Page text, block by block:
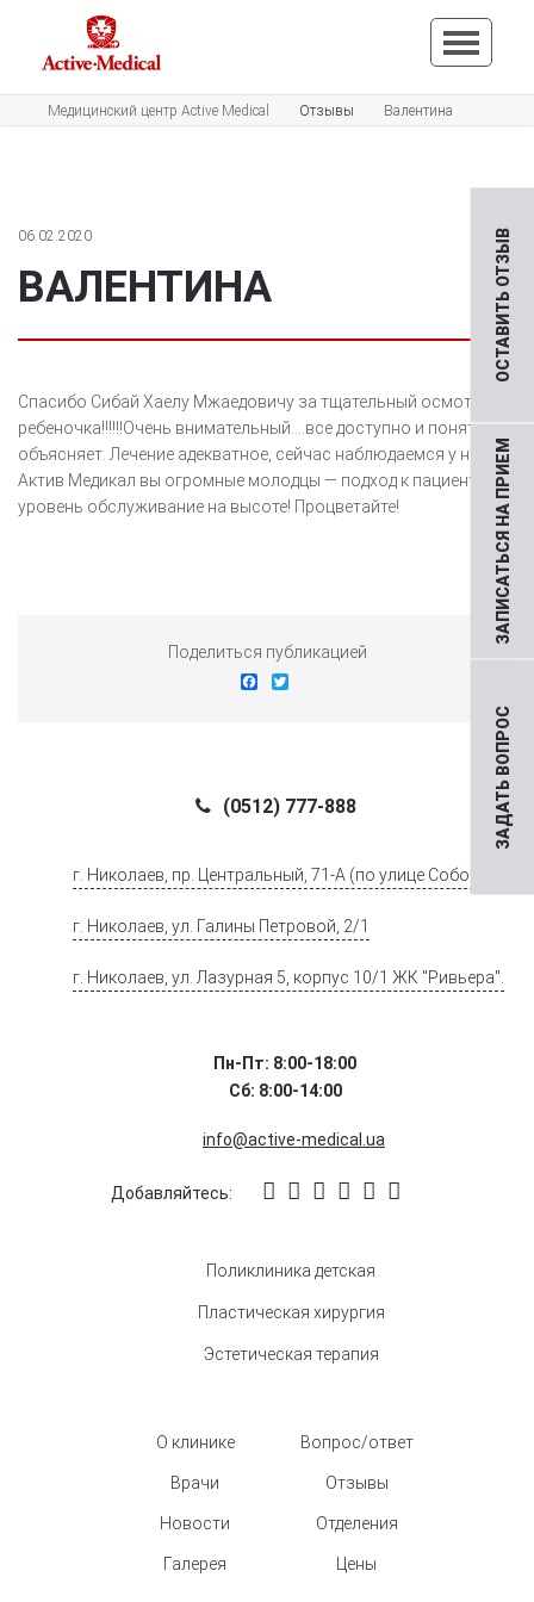
ЗАДАТЬ ВОПРОС
ЗАПИСАТЬСЯ НА ПРИЕМ
ОСТАВИТЬ ОТЗЫВ
Медицинский центр Active Medical Отзывы Валентина
06.02.2020
ВАЛЕНТИНА
Спасибо Сибай Хаелу Мжаедовичу за тщательный осмотр
ребеночка!!!!!!Очень внимательный….все доступно и понятно
объясняет. Лечение адекватное, сейчас наблюдаемся у него!
Актив Медикал вы огромные молодцы — подход к пациентам и
уровень обслуживание на высоте! Процветайте!
Поделиться публикацией
Facebook
(0512) 777-888
г. Николаев, пр. Центральный, 71-А (по улице Соборной)
г. Николаев, ул. Галины Петровой, 2/1
г. Николаев, ул. Лазурная 5, корпус 10/1 ЖК "Ривьера".
Пн-Пт: 8:00-18:00
Сб: 8:00-14:00
info@active-medical.ua
Добавляйтесь:
Поликлиника детская
Пластическая хирургия
Эстетическая терапия
О клинике
Врачи
Новости
Галерея
Вопрос/ответ
Отзывы
Отделения
Цены